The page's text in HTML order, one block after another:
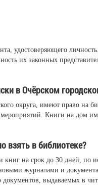
удостоверяющего
их законных
в Очёрском
округа, имеют право на
Книги на дом
взять в библиотеке?
на срок до 30 дней, по
журналами и
выдаваемых в